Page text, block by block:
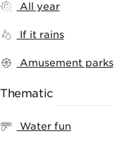
All year
If it rains
Amusement parks
Thematic
Water fun